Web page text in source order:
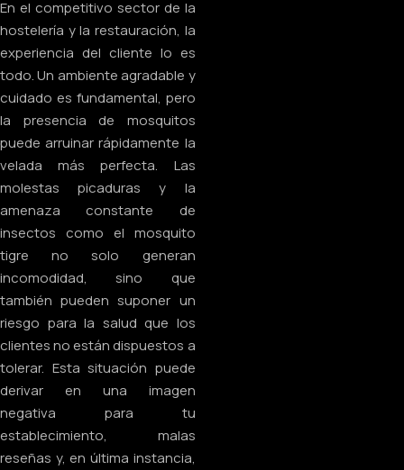
En el competitivo sector de la
hostelería y la restauración, la
experiencia del cliente lo es
todo. Un ambiente agradable y
cuidado es fundamental, pero
la presencia de mosquitos
puede arruinar rápidamente la
velada más perfecta. Las
molestas picaduras y la
amenaza constante de
insectos como el mosquito
tigre no solo generan
incomodidad, sino que
también pueden suponer un
riesgo para la salud que los
clientes no están dispuestos a
tolerar. Esta situación puede
derivar en una imagen
negativa para tu
establecimiento, malas
reseñas y, en última instancia,